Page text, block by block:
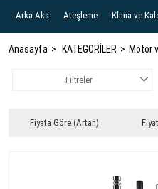
Arka Aks Ateşleme Klima ve
Anasayfa KATEGORİLER Motor
Filtreler
Fiyata Göre (Artan)